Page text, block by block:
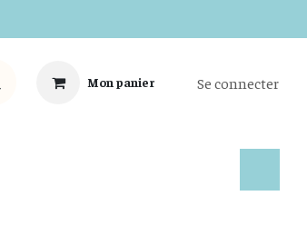
Mon panier Se connecter